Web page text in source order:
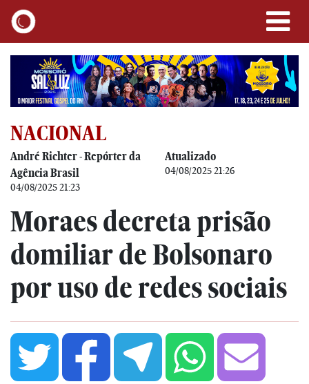
NACIONAL
André Richter - Repórter da
Agência Brasil
04/08/2025 21:23
Atualizado
04/08/2025 21:26
Moraes decreta prisão
domiliar de Bolsonaro
por uso de redes sociais